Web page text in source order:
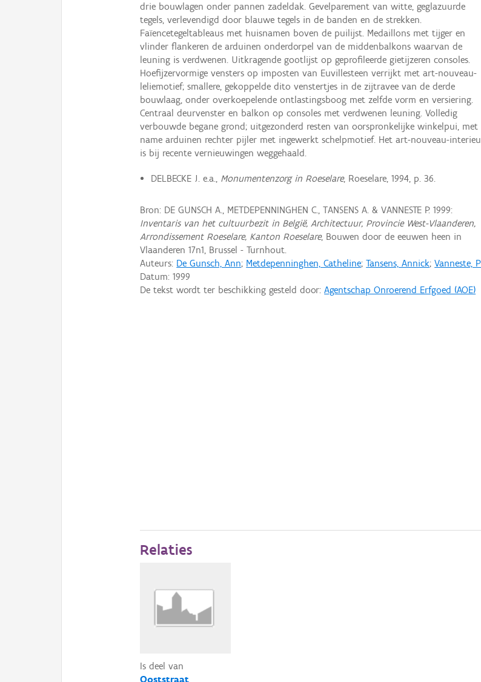
drie bouwlagen onder pannen zadeldak. Gevelparement van witte, geglazuurde
tegels, verlevendigd door blauwe tegels in de banden en de strekken.
Faïencetegeltableaus met huisnamen boven de puilijst. Medaillons met tijger en
vlinder flankeren de arduinen onderdorpel van de middenbalkons waarvan de
leuning is verdwenen. Uitkragende gootlijst op geprofileerde gietijzeren consoles.
Hoefijzervormige vensters op imposten van Euvillesteen verrijkt met art-nouveau-
leliemotief; smallere, gekoppelde dito venstertjes in de zijtravee van de derde
bouwlaag, onder overkoepelende ontlastingsboog met zelfde vorm en versiering.
Centraal deurvenster en balkon op consoles met verdwenen leuning. Volledig
verbouwde begane grond; uitgezonderd resten van oorspronkelijke winkelpui, met
name arduinen rechter pijler met ingewerkt schelpmotief. Het art-nouveau-
is bij recente vernieuwingen weggehaald.
DELBECKE J. e.a., Monumentenzorg in Roeselare, Roeselare, 1994, p. 36.
Bron: DE GUNSCH A., METDEPENNINGHEN C., TANSENS A. & VANNESTE P. 1999:
Inventaris van het cultuurbezit in België, Architectuur, Provincie West-Vlaanderen,
Arrondissement Roeselare, Kanton Roeselare, Bouwen door de eeuwen heen in
Vlaanderen 17n1, Brussel - Turnhout.
Auteurs: De Gunsch, Ann; Metdepenninghen, Catheline;Tansens, Annick;Vanneste,
Datum:1999
De tekst wordt ter beschikking gesteld door:Agentschap Onroerend Erfgoed (AOE)
Relaties
Is deel van
Ooststraat